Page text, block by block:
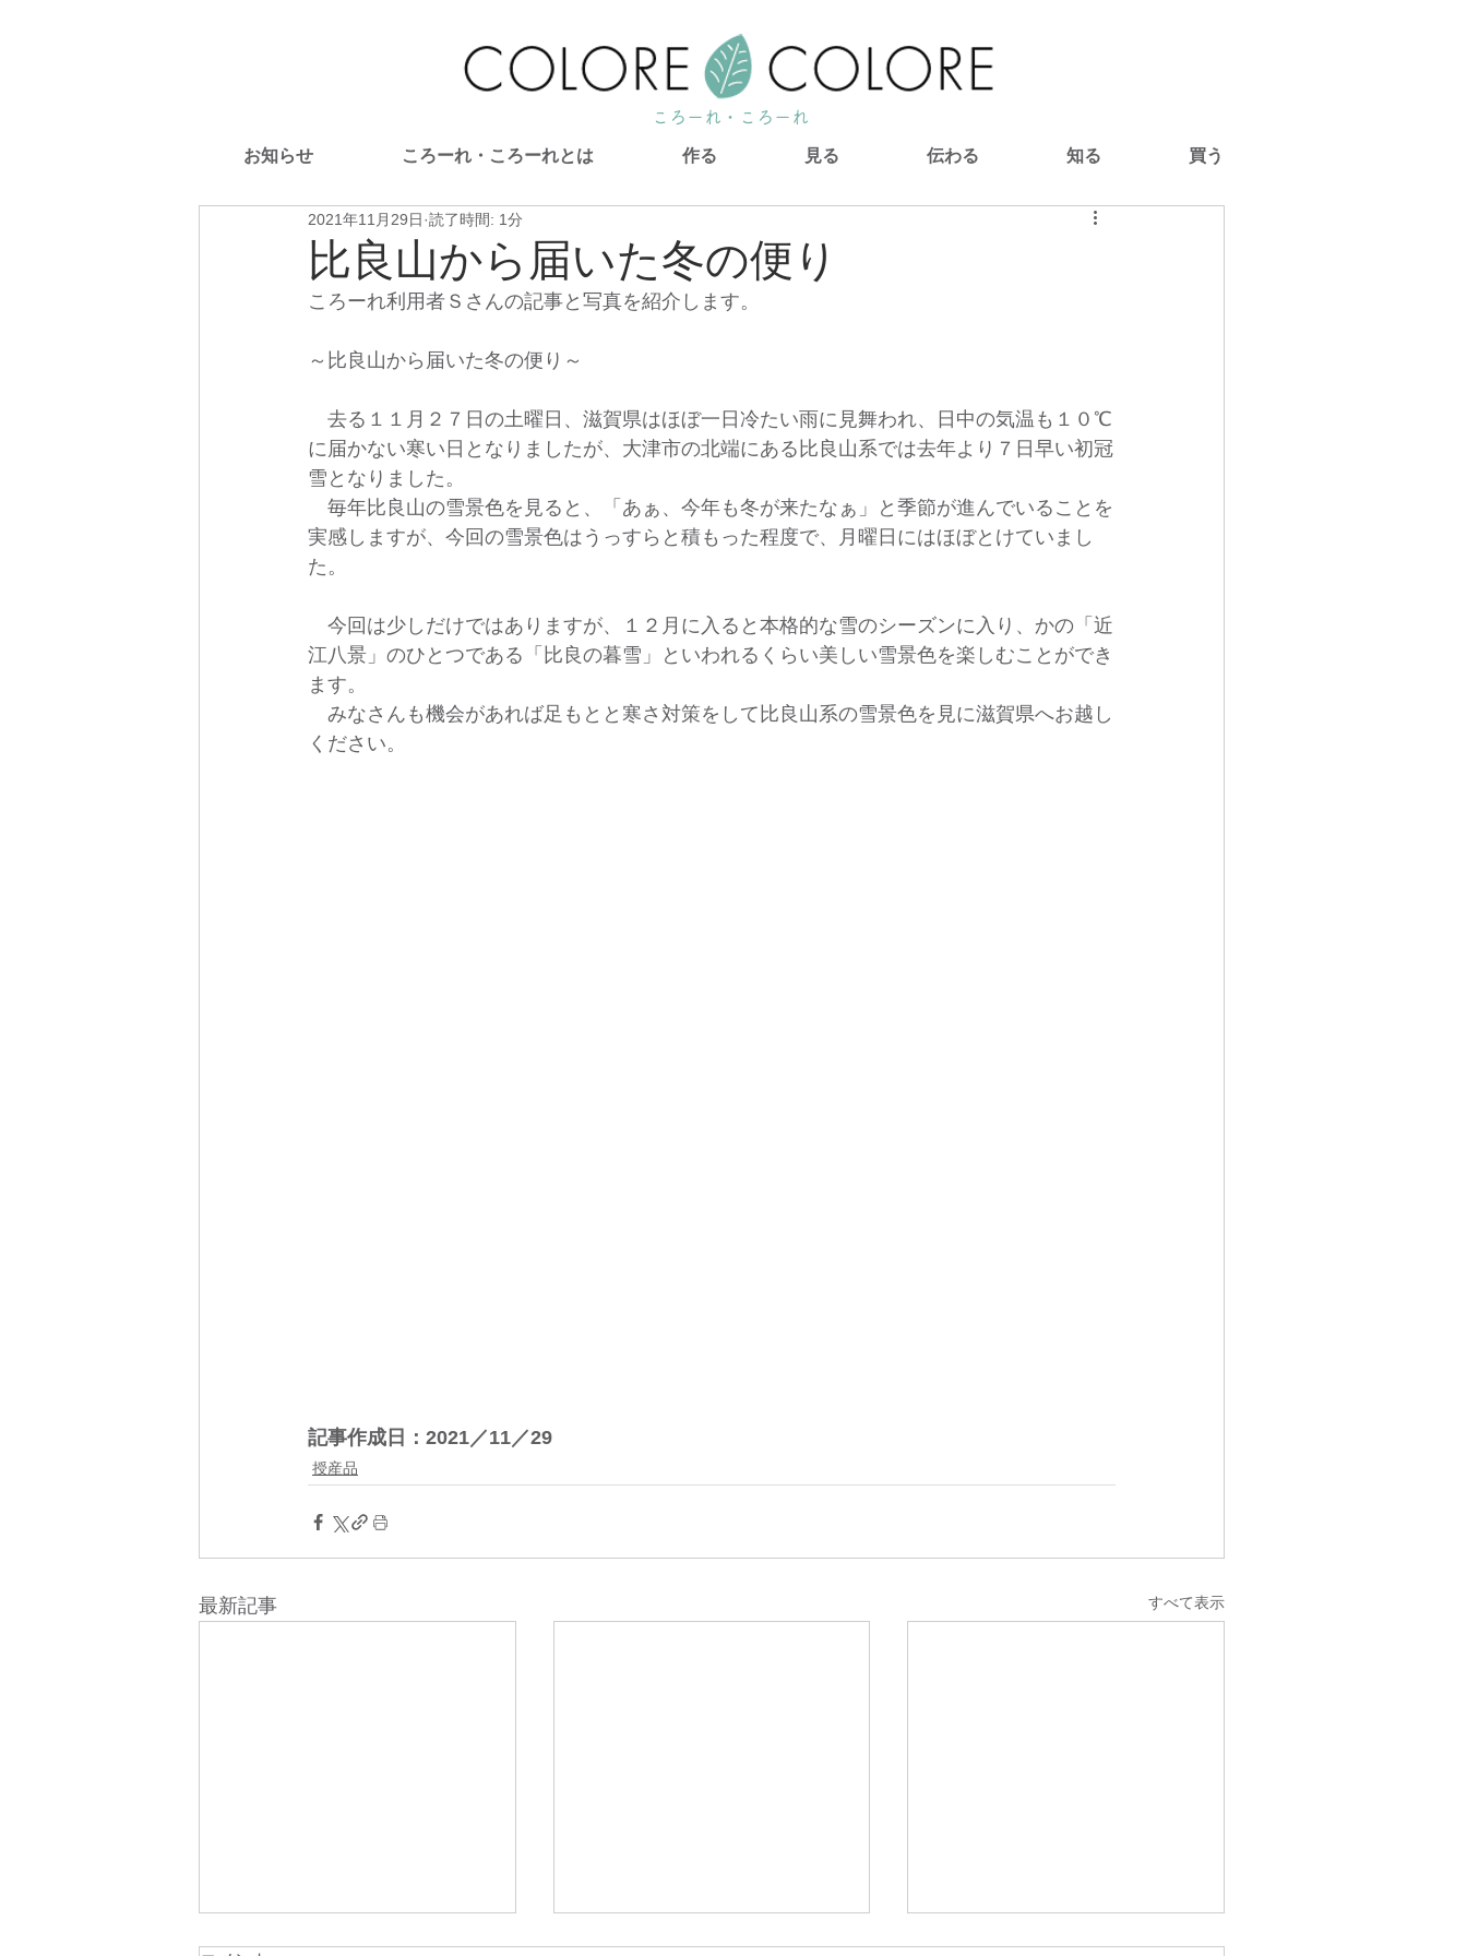
ころーれ・ころーれ
お知らせ ころーれ・ころーれとは 作る 見る 伝わる 知る 買う
比良山から届いた冬の便り
2021年11月29日 読了時間: 1分
ころーれ利用者Ｓさんの記事と写真を紹介します。
～比良山から届いた冬の便り～
去る１１月２７日の土曜日、滋賀県はほぼ一日冷たい雨に見舞われ、日中の気温も１０℃
に届かない寒い日となりましたが、大津市の北端にある比良山系では去年より７日早い初冠
雪となりました。
毎年比良山の雪景色を見ると、「あぁ、今年も冬が来たなぁ」と季節が進んでいることを
実感しますが、今回の雪景色はうっすらと積もった程度で、月曜日にはほぼとけていまし
た。
今回は少しだけではありますが、１２月に入ると本格的な雪のシーズンに入り、かの「近
江八景」のひとつである「比良の暮雪」といわれるくらい美しい雪景色を楽しむことができ
ます。
みなさんも機会があれば足もとと寒さ対策をして比良山系の雪景色を見に滋賀県へお越し
ください。
記事作成日：2021／11／29
授産品
最新記事 すべて表示